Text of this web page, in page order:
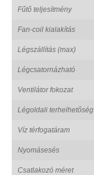
Fűtő teljesítmény
Fan-coil kialakítás
Légszállítás (max)
Légcsatornázható
Ventilátor fokozat
Légoldali terhelhetőség
Víz térfogatáram
Nyomásesés
Csatlakozó méret